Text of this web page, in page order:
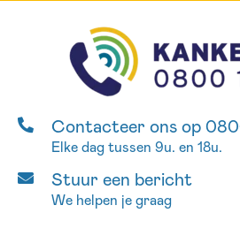
Contacteer ons op
Elke dag tussen 9u. en 18u.
Stuur een bericht
We helpen je graag